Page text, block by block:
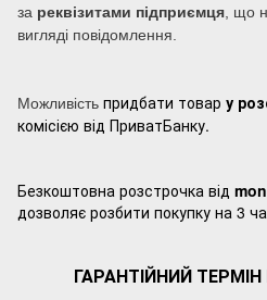
за реквізитами підприємця , що
вигляді повідомлення.
Можливість придбати товар у
комісією від ПриватБанку.
Безкоштовна розстрочка від
дозволяє розбити покупку на 3
ГАРАНТІЙНИЙ